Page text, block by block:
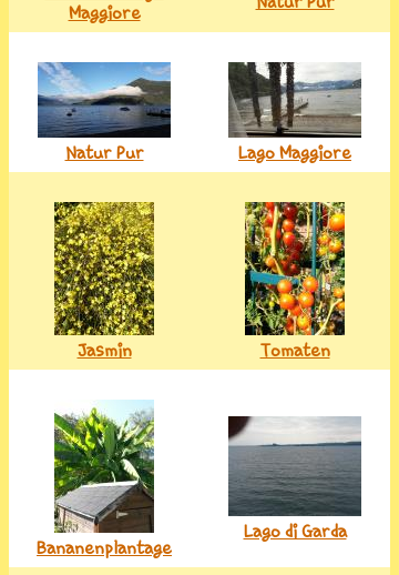
Maggiore
Natur Pur Lago Maggiore
Jasmin Tomaten
Bananenplantage
Lago di Garda